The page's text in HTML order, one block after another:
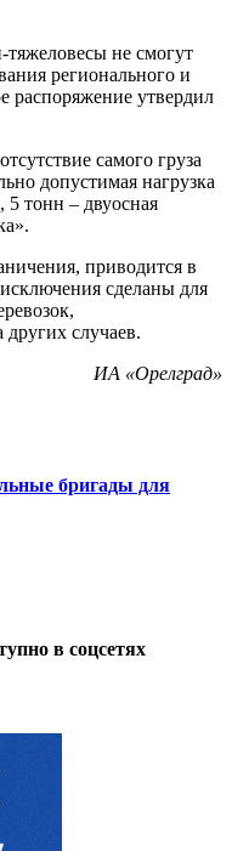
не смогут
регионального и
распоряжение утвердил
самого груза
допустимая нагрузка
5 тонн – двуосная
приводится в
сделаны для
случаев.
ИА «Орелград»
бригады для
в соцсетях